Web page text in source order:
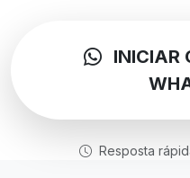
INICIAR
Resposta